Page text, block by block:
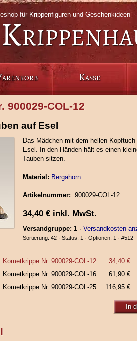
für Krippenfiguren und Geschenkideen
Kasse
auf Esel
Das Mädchen mit dem hellen
Esel. In den Händen hält es einen
Tauben sitzen.
Material: Bergahorn
Artikelnummer: 900029‑COL‑12
34,40 €inkl. MwSt.
Versandgruppe: 1· Versandkosten
Sortierung: 42 · Status: 1 · Optionen: 1 · #512
Kometkrippe Nr. 900029-COL-12
34,40 €
Kometkrippe Nr. 900029-COL-16
61,90 €
Kometkrippe Nr. 900029-COL-25 116,95 €
In